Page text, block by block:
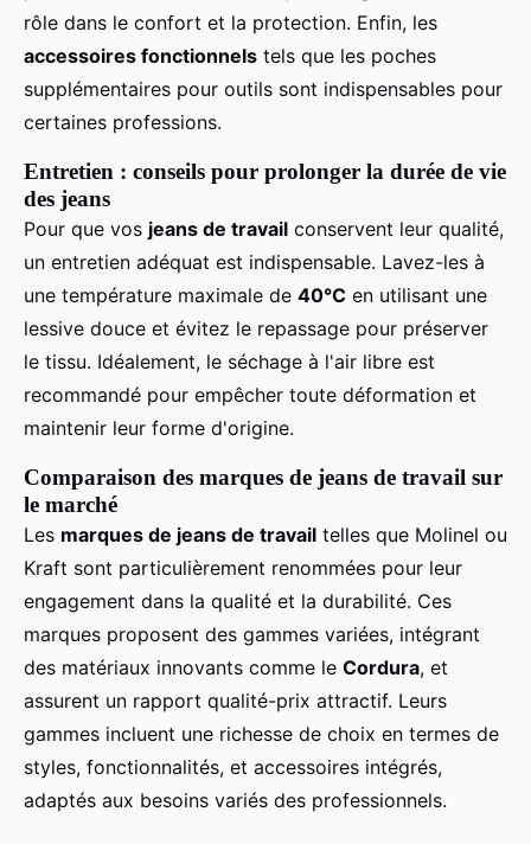
rôle dans le confort et la protection. Enfin, les
accessoires fonctionnels tels que les poches
supplémentaires pour outils sont indispensables pour
certaines professions.
Entretien : conseils pour prolonger la durée de vie
des jeans
Pour que vos jeans de travail conservent leur qualité,
un entretien adéquat est indispensable. Lavez-les à
une température maximale de 40°C en utilisant une
lessive douce et évitez le repassage pour préserver
le tissu. Idéalement, le séchage à l'air libre est
recommandé pour empêcher toute déformation et
maintenir leur forme d'origine.
Comparaison des marques de jeans de travail sur
le marché
Les marques de jeans de travail telles que Molinel ou
Kraft sont particulièrement renommées pour leur
engagement dans la qualité et la durabilité. Ces
marques proposent des gammes variées, intégrant
des matériaux innovants comme le Cordura, et
assurent un rapport qualité-prix attractif. Leurs
gammes incluent une richesse de choix en termes de
styles, fonctionnalités, et accessoires intégrés,
adaptés aux besoins variés des professionnels.